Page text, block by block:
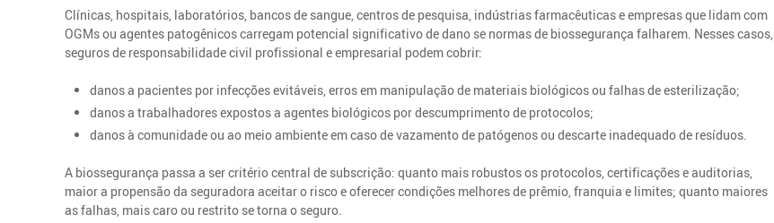
Clínicas, hospitais, laboratórios, bancos de sangue, centros de pesquisa, indústrias farmacêuticas e empresas que lidam com
OGMs ou agentes patogênicos carregam potencial significativo de dano se normas de biossegurança falharem. Nesses casos,
seguros de responsabilidade civil profissional e empresarial podem cobrir:
danos a pacientes por infecções evitáveis, erros em manipulação de materiais biológicos ou falhas de esterilização;
danos a trabalhadores expostos a agentes biológicos por descumprimento de protocolos;
danos à comunidade ou ao meio ambiente em caso de vazamento de patógenos ou descarte inadequado de resíduos.
A biossegurança passa a ser critério central de subscrição: quanto mais robustos os protocolos, certificações e auditorias,
maior a propensão da seguradora aceitar o risco e oferecer condições melhores de prêmio, franquia e limites; quanto maiores
as falhas, mais caro ou restrito se torna o seguro.